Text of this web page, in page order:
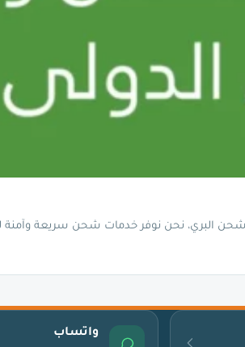
نحن نوفر خدمات شحن سريعة وآمنة
واتساب